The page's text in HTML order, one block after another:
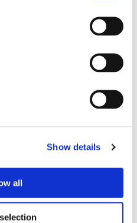
Show details
all
ett elavtal med fast eller